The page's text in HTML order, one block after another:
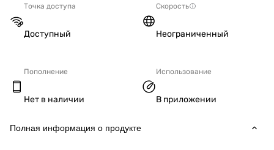
Точка доступа
Доступный
Скорость
Неограниченный
Пополнение
Нет в наличии
Использование
В приложении
Полная информация о продукте